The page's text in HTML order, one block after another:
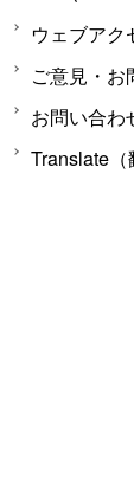
ウェブアク
ご意見・お
お問い合わ
Translate（